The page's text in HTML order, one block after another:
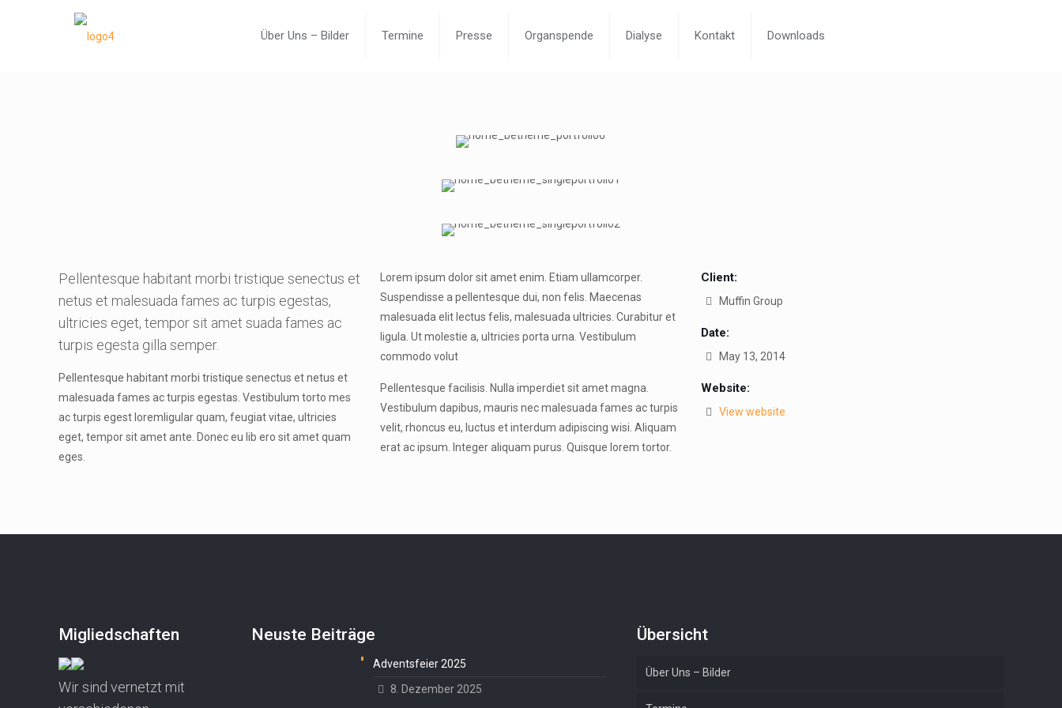
Über Uns – Bilder Termine Presse Organspende Dialyse Kontakt Downloads
Pellentesque habitant morbi tristique senectus et
netus et malesuada fames ac turpis egestas,
ultricies eget, tempor sit amet suada fames ac
turpis egesta gilla semper.
Pellentesque habitant morbi tristique senectus et netus et
malesuada fames ac turpis egestas. Vestibulum torto mes
ac turpis egest loremligular quam, feugiat vitae, ultricies
eget, tempor sit amet ante. Donec eu lib ero sit amet quam
eges.
Lorem ipsum dolor sit amet enim. Etiam ullamcorper.
Suspendisse a pellentesque dui, non felis. Maecenas
malesuada elit lectus felis, malesuada ultricies. Curabitur et
ligula. Ut molestie a, ultricies porta urna. Vestibulum
commodo volut
Pellentesque facilisis. Nulla imperdiet sit amet magna.
Vestibulum dapibus, mauris nec malesuada fames ac turpis
velit, rhoncus eu, luctus et interdum adipiscing wisi. Aliquam
erat ac ipsum. Integer aliquam purus. Quisque lorem tortor.
Client:
Muffin Group
Date:
May 13, 2014
Website:
View website
Migliedschaften
Wir sind vernetzt mit
Neuste Beiträge
Adventsfeier 2025
8. Dezember 2025
Übersicht
Über Uns – Bilder